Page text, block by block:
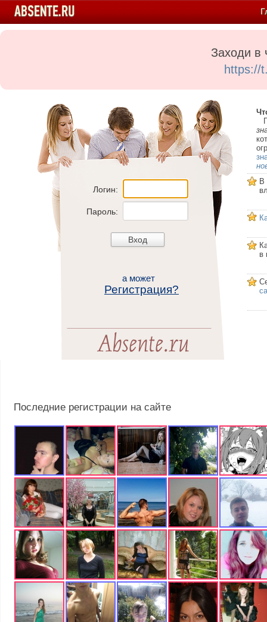
Заходи в
https://
Логин:
Пароль:
а может
Регистрация?
В
в
Последние регистрации на сайте